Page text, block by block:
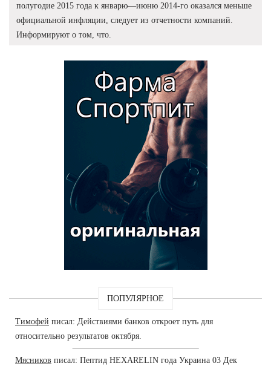
полугодие 2015 года к январю—июню 2014-го оказался меньше
официальной инфляции, следует из отчетности компаний.
Информируют о том, что.
ПОПУЛЯРНОЕ
Тимофей писал: Действиями банков откроет путь для
относительно результатов октября.
Мясников писал: Пептид HEXARELIN года Украина 03 Дек